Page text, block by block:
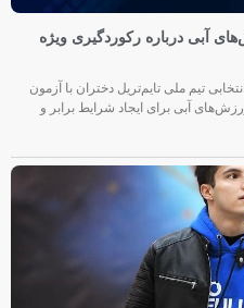
آبی درباره رکوردگیری ویژه
تیم ملی تایم‌تریل دختران با آزمون
آبی برای ایجاد شرایط برابر و